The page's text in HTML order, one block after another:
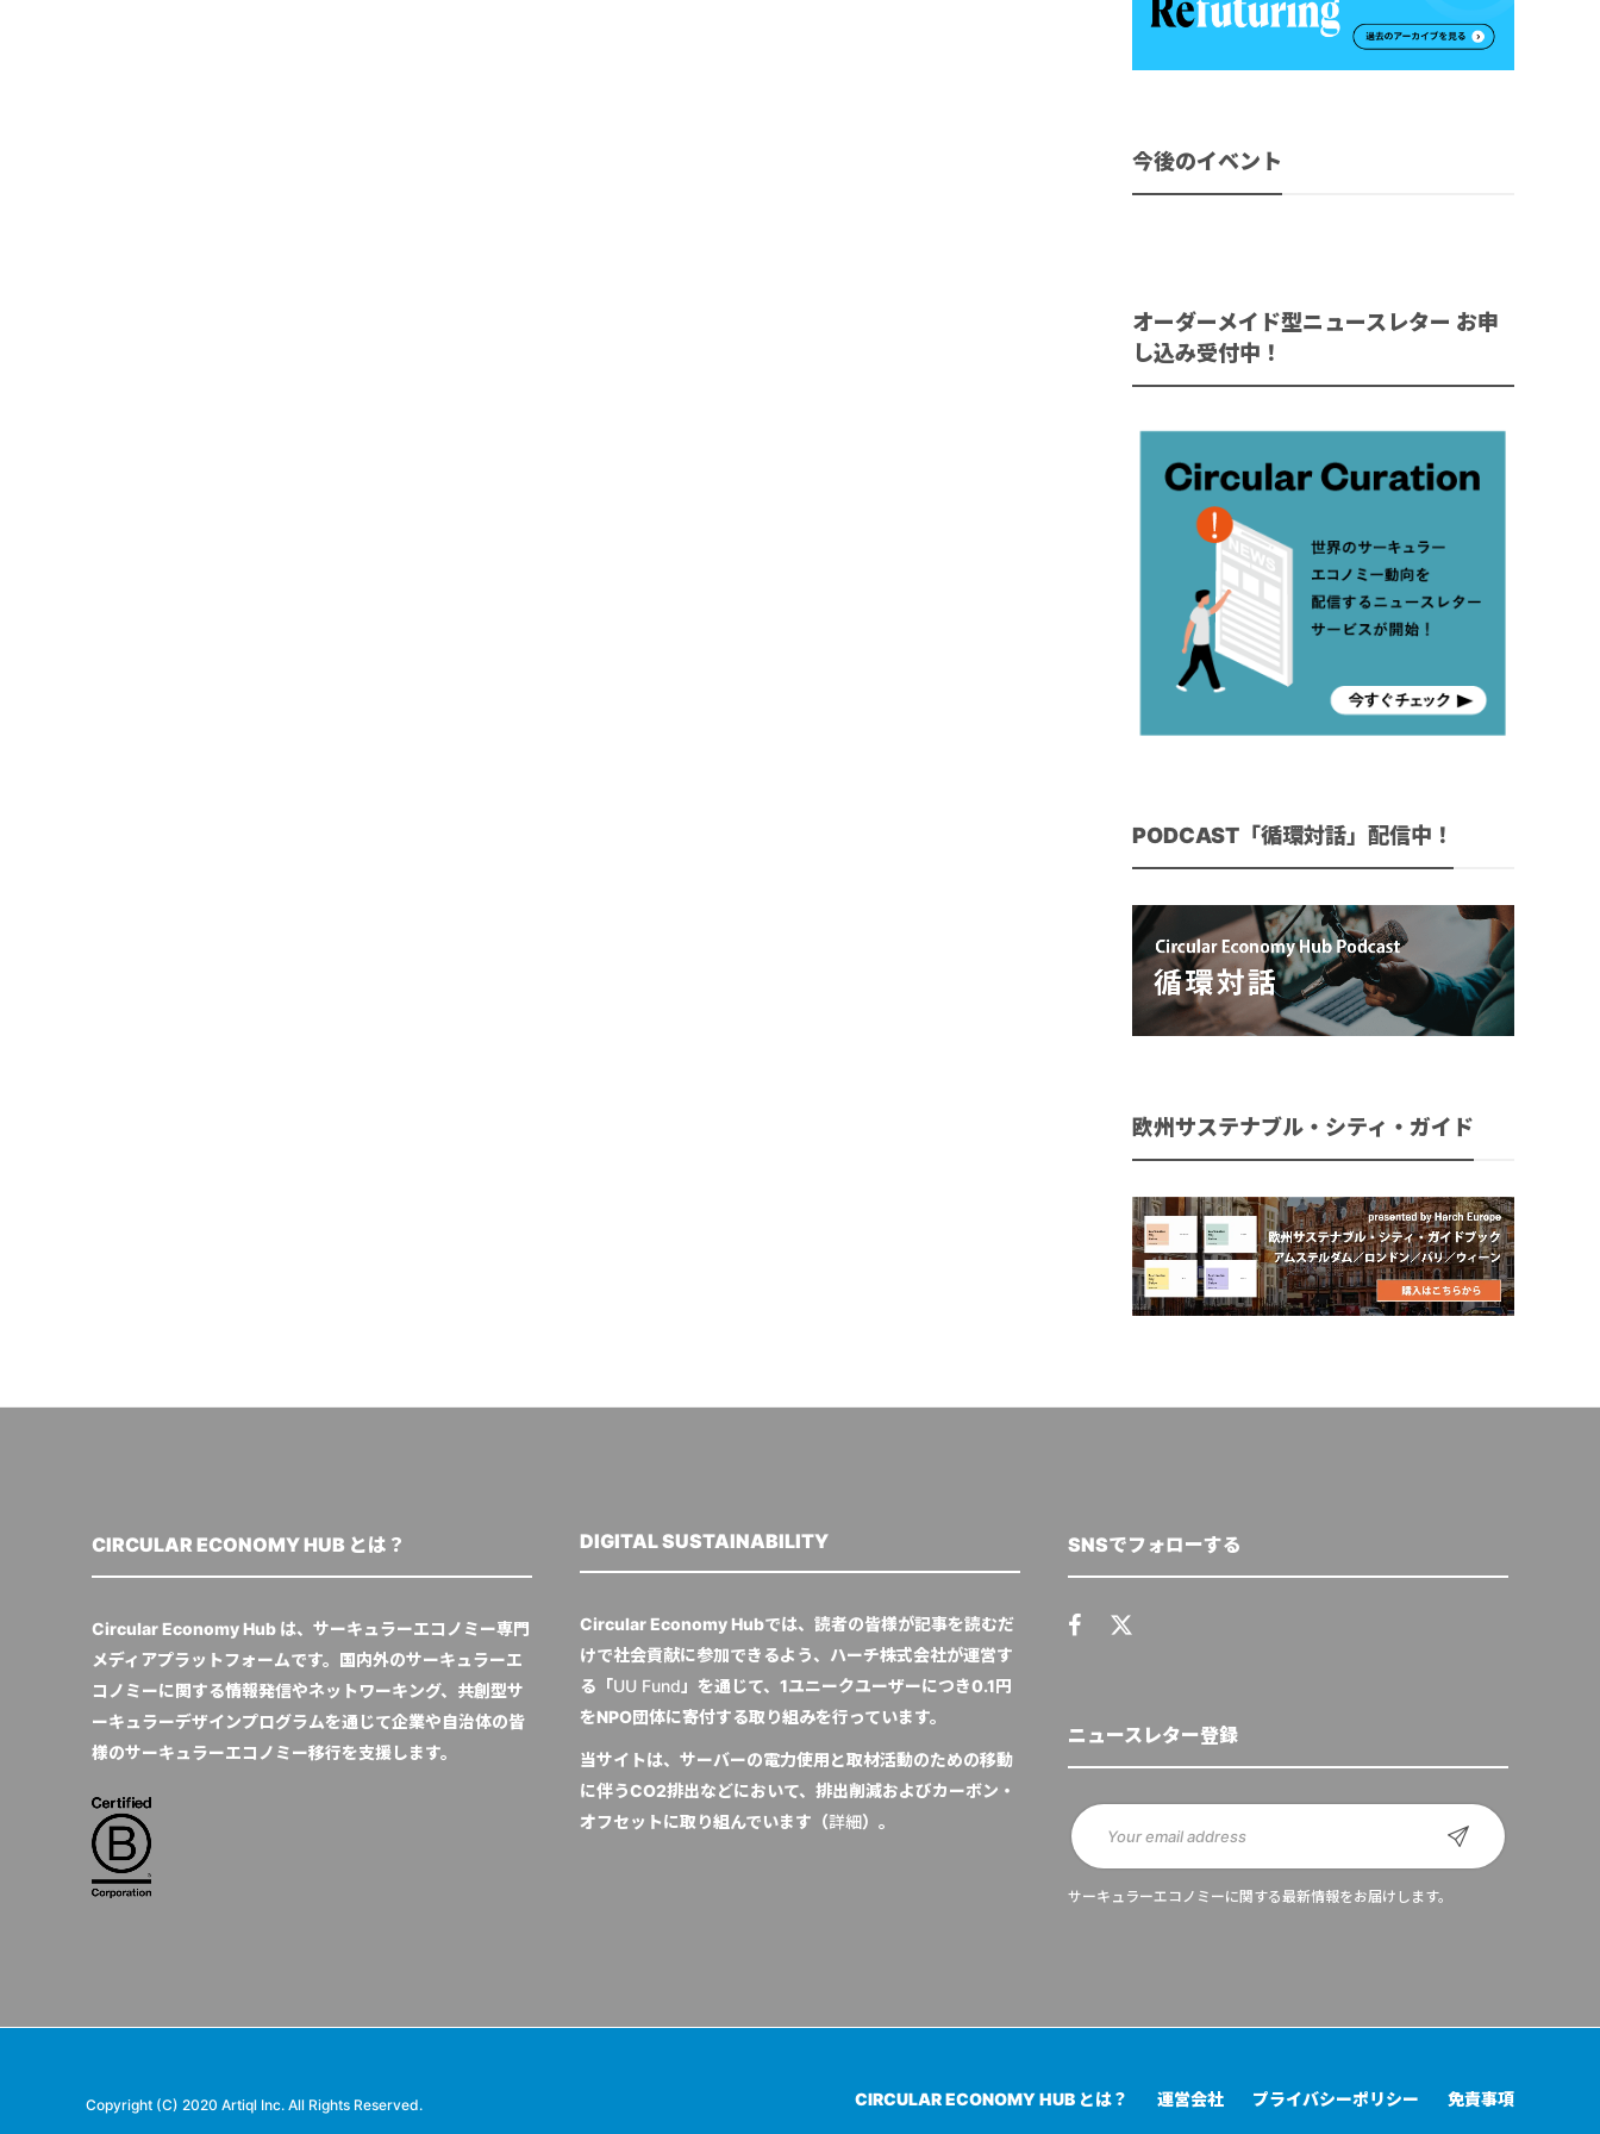
今後のイベント
オーダーメイド型ニュースレター お申
し込み受付中！
PODCAST「循環対話」配信中！
欧州サステナブル・シティ・ガイド
CIRCULAR ECONOMY HUB とは？
Circular Economy Hub は、サーキュラーエコノミー専門
メディアプラットフォームです。国内外のサーキュラーエ
コノミーに関する情報発信やネットワーキング、共創型サ
ーキュラーデザインプログラムを通じて企業や自治体の皆
様のサーキュラーエコノミー移行を支援します。
DIGITAL SUSTAINABILITY
Circular Economy Hubでは、読者の皆様が記事を読むだ
けで社会貢献に参加できるよう、ハーチ株式会社が運営す
る「UU Fund」を通じて、1ユニークユーザーにつき0.1円
をNPO団体に寄付する取り組みを行っています。
当サイトは、サーバーの電力使用と取材活動のための移動
に伴うCO2排出などにおいて、排出削減およびカーボン・
オフセットに取り組んでいます（詳細）。
SNSでフォローする
ニュースレター登録
サーキュラーエコノミーに関する最新情報をお届けします。
Copyright (C) 2020 Artiql Inc. All Rights Reserved. CIRCULAR ECONOMY HUB とは？ 運営会社 プライバシーポリシー 免責事項